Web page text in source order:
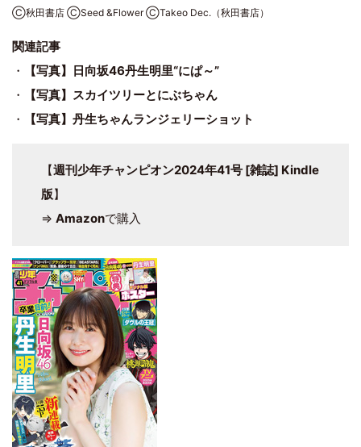
Ⓒ秋田書店 ⒸSeed &Flower ⒸTakeo Dec.（秋田書店）
関連記事
・
【写真】日向坂46丹生明里“にぱ～”
・
【写真】スカイツリーとにぶちゃん
・
【写真】丹生ちゃんランジェリーショット
【週刊少年チャンピオン2024年41号 [雑誌] Kindle
版】
⇒ Amazonで購入